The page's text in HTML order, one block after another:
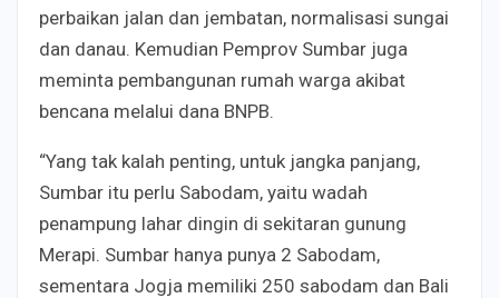
perbaikan jalan dan jembatan, normalisasi sungai
dan danau. Kemudian Pemprov Sumbar juga
meminta pembangunan rumah warga akibat
bencana melalui dana BNPB.
“Yang tak kalah penting, untuk jangka panjang,
Sumbar itu perlu Sabodam, yaitu wadah
penampung lahar dingin di sekitaran gunung
Merapi. Sumbar hanya punya 2 Sabodam,
sementara Jogja memiliki 250 sabodam dan Bali